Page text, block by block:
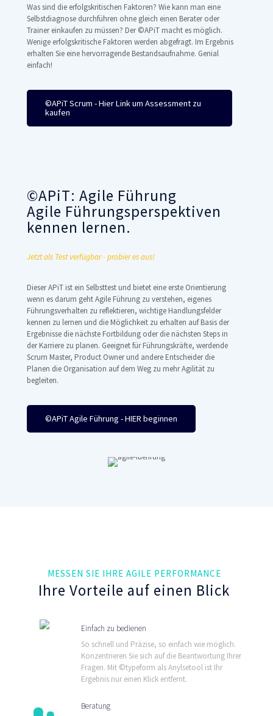
Was sind die erfolgskritischen Faktoren? Wie kann man eine
Selbstdiagnose durchführen ohne gleich einen Berater oder
Trainer einkaufen zu müssen? Der ©APiT macht es möglich.
Wenige erfolgskritische Faktoren werden abgefragt. Im Ergebnis
erhalten Sie eine hervorragende Bestandsaufnahme. Genial
einfach!
©APiT Scrum - Hier Link um Assessment zu
kaufen
©APiT: Agile Führung
Agile Führungsperspektiven
kennen lernen.
Jetzt als Test verfügbar - probier es aus!
Dieser APiT ist ein Selbsttest und bietet eine erste Orientierung
wenn es darum geht Agile Führung zu verstehen, eigenes
Führungsverhalten zu reflektieren, wichtige Handlungsfelder
kennen zu lernen und die Möglichkeit zu erhalten auf Basis der
Ergebnisse die nächste Fortbildung oder die nächsten Steps in
der Karriere zu planen. Geeignet für Führungskräfte, werdende
Scrum Master, Product Owner und andere Entscheider die
Planen die Organisation auf dem Weg zu mehr Agilität zu
begleiten.
©APiT Agile Führung - HIER beginnen
MESSEN SIE IHRE AGILE PERFORMANCE
Ihre Vorteile auf einen Blick
Einfach zu bedienen
So schnell und Präzise, so einfach wie möglich.
Konzentrieren Sie sich auf die Beantwortung Ihrer
Fragen. Mit ©typeform als Anylsetool ist Ihr
Ergebnis nur einen Klick entfernt.
Beratung